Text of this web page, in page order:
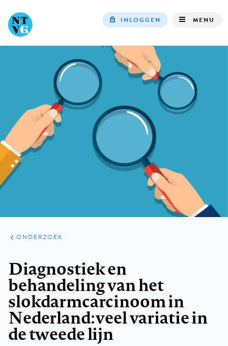
INLOGGEN MENU
ARTIKELEN
ONDERZOEK
ONDERZOEK
Diagnostiek en
behandeling van het
slokdarmcarcinoom in
Nederland: veel variatie in
de tweede lijn